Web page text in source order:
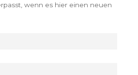
wenn es hier einen neuen